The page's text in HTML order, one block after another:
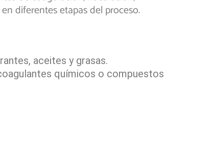
diferentes etapas del proceso.
aceites y grasas.
químicos o compuestos